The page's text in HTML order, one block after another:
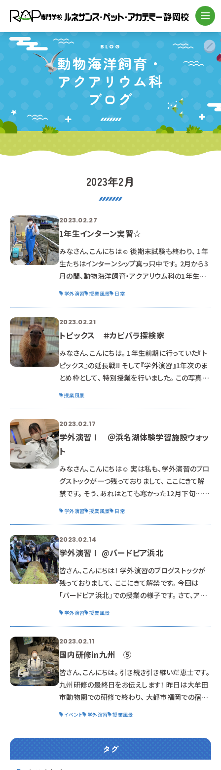
BLOG
動物海洋飼育・
アクアリウム科
ブログ
2023年2月
2023.02.27
1年生インターン実習☆
みなさん、こんにちは☺ 後期末試験も終わり、 1年
生たちはインターンシップ真っ只中です。 2月から3
月の間、動物海洋飼育・アクアリウム科の1年生は
す！！！ この日は、気温が低く、冷たい風が吹き荒れ
ていました。 ですが、飼育員に天気や気候など関係
ありません！ 水仕事も何のその！！ 水仕事、掃き掃
除、水槽掃除、などなど お客様や動物の様子を見
ながら、お掃除を頑張
学外演習 授業風景 日常
2023.02.21
トピックス ＃カピバラ探検家
みなさん、こんにちは。 1年生前期に行っていた『ト
ピックス』の延長戦!! そして『学外演習』1年次のま
とめ枠として、 特別授業を行いました。 この写真と
バラ探検家：カピゴン松島 先生に来て頂きました。
動物園のカピバラをきっかけに、 日本全国のカピ
バラを追っかけて、 そして南米のカピバラを見にい
くほどの カピバラ好き。 肩
授業風景
2023.02.17
学外演習Ⅰ ＠浜名湖体験学習施設ウォッ
ト
みなさん、こんにちは☺ 実は私も、学外演習のブロ
グストックが一つ残っておりまして、 ここにきて解
禁です。 そう、あれはとても寒かった12月下旬…
問である今回も、 ウナギの路地池水槽の掃除から
スタートです。 前回のブログ(9/29)は夏仕様。 今回
は冬仕様。 寒くても冷たくてもお構いなし！！ みん
な元気よく清掃しています☺ 2回目ともなれば
学外演習 授業風景 日常
2023.02.14
学外演習Ⅰ @バードピア浜北
皆さん、こんにちは！ 学外演習のブログストックが
残っておりまして、 ここにきて解禁です。 今回は
「バードピア浜北」での授業の様子です。 さて、アイ
ぶ学科なのに、何故に？ と思うかもしれませんが、
大切なお話です。 例えば、この画像1枚で考えてみ
ると、 この1枚には数多くの植物が生えています。
また、見えないサイズの虫などが存在
学外演習 授業風景
2023.02.11
国内研修in九州 ⑤
皆さん、こんにちは。 引き続き引き継いだ恵士です。
九州研修の最終日をお伝えします！ 昨日は大牟田
市動物園での研修で終わり、 大都市福岡での宿と
方との連携が抜群で、 九州が不慣れな我々でした
が、 大変お世話になりました。 学生もそう感じてい
イベント 学外演習 授業風景
タグ